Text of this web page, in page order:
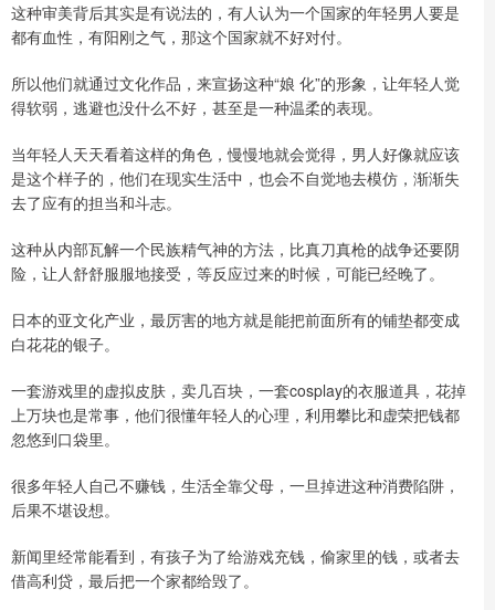
这种审美背后其实是有说法的，有人认为一个国家的年轻男人要是
都有血性，有阳刚之气，那这个国家就不好对付。
所以他们就通过文化作品，来宣扬这种“娘 化”的形象，让年轻人觉
得软弱，逃避也没什么不好，甚至是一种温柔的表现。
当年轻人天天看着这样的角色，慢慢地就会觉得，男人好像就应该
是这个样子的，他们在现实生活中，也会不自觉地去模仿，渐渐失
去了应有的担当和斗志。
这种从内部瓦解一个民族精气神的方法，比真刀真枪的战争还要阴
险，让人舒舒服服地接受，等反应过来的时候，可能已经晚了。
日本的亚文化产业，最厉害的地方就是能把前面所有的铺垫都变成
白花花的银子。
一套游戏里的虚拟皮肤，卖几百块，一套cosplay的衣服道具，花掉
上万块也是常事，他们很懂年轻人的心理，利用攀比和虚荣把钱都
忽悠到口袋里。
很多年轻人自己不赚钱，生活全靠父母，一旦掉进这种消费陷阱，
后果不堪设想。
新闻里经常能看到，有孩子为了给游戏充钱，偷家里的钱，或者去
借高利贷，最后把一个家都给毁了。